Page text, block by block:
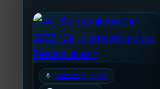
mic TimeWarp [S1/E59]